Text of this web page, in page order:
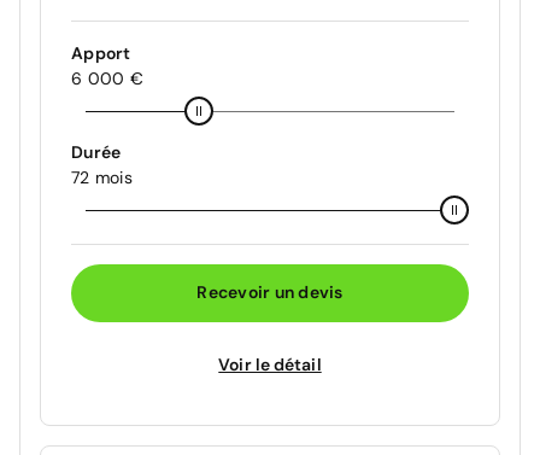
Apport
6 000 €
Durée
72 mois
Recevoir un devis
Voir le détail